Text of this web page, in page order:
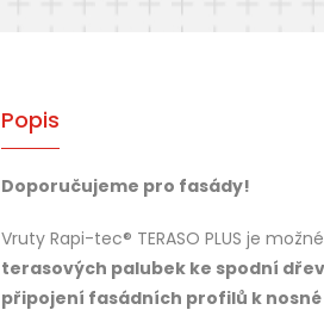
Popis
Doporučujeme pro fasády!
Vruty Rapi-tec® TERASO PLUS je
terasových palubek ke spodní
připojení fasádních profilů k